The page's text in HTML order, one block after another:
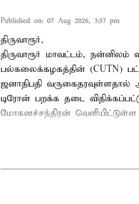
Published on: 07 Aug 2026, 3:57 pm
திருவாரூர்,
திருவாரூர் மாவட்டம், நன்னிலம்
பல்கலைக்கழகத்தின் (CUTN)
ஜனாதிபதி வருகைதரவுள்ளதால்
டிரோன் பறக்க தடை
மோகனச்சந்திரன் வெளியிட்டுள்ள